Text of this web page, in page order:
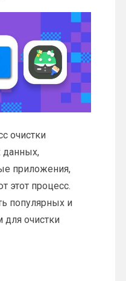
очистки
данных,
приложения,
этот процесс.
популярных и
очистки